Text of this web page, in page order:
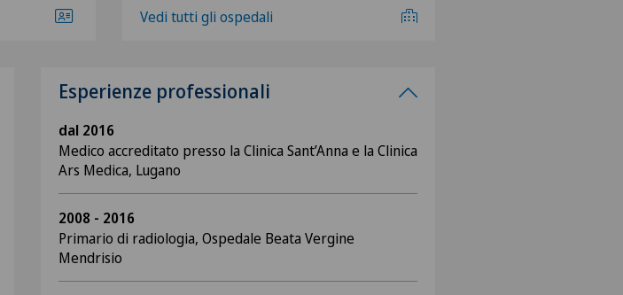
Vedi tutti gli ospedali
Esperienze professionali
dal 2016
Medico accreditato presso la Clinica Sant’Anna e la Clinica
Ars Medica, Lugano
2008 - 2016
Primario di radiologia, Ospedale Beata Vergine
Mendrisio